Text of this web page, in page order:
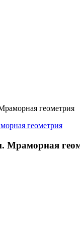
геометрия
Мраморная